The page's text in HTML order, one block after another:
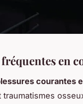
en
courantes